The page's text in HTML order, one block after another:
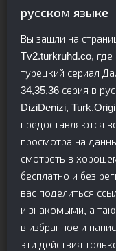
русском языке
Вы зашли на
Tv2.turkruhd.co,
турецкий сериал
34,35,36 серия в
DiziDenizi,
предоставляются
просмотра на
смотреть в
бесплатно и без
вас поделиться
и знакомыми, а
в избранное и
эти действия